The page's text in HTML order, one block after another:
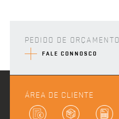
PEDIDO DE ORÇAMENTO
FALE CONNOSCO
ÁREA DE CLIENTE